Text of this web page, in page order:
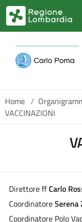
Salta al contenuto
Home /
VACCINAZIONI
Direttore ffCarlo
CoordinatoreSerena
Coordinatore Polo